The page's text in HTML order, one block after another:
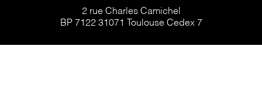
2 rue Charles Camichel
BP 7122 31071 Toulouse Cedex 7